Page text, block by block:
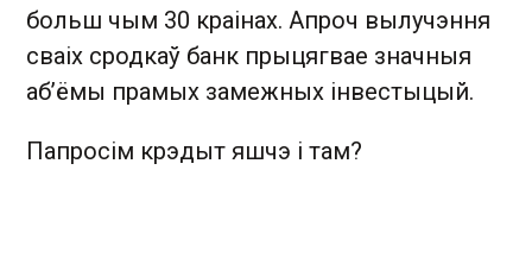
больш чым 30 краінах. Апроч вылучэння
сваіх сродкаў банк прыцягвае значныя
аб’ёмы прамых замежных інвестыцый.
Папросім крэдыт яшчэ і там?